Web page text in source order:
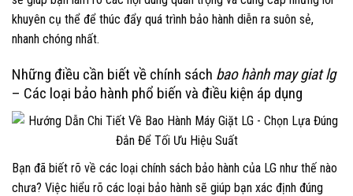
khuyên cụ thể để thúc đẩy quá trình bảo hành diễn ra suôn sẻ,
nhanh chóng nhất.
Những điều cần biết về chính sách bao hành may giat lg
– Các loại bảo hành phổ biến và điều kiện áp dụng
Bạn đã biết rõ về các loại chính sách bảo hành của LG như thế nào
chưa? Việc hiểu rõ các loại bảo hành sẽ giúp bạn xác định đúng